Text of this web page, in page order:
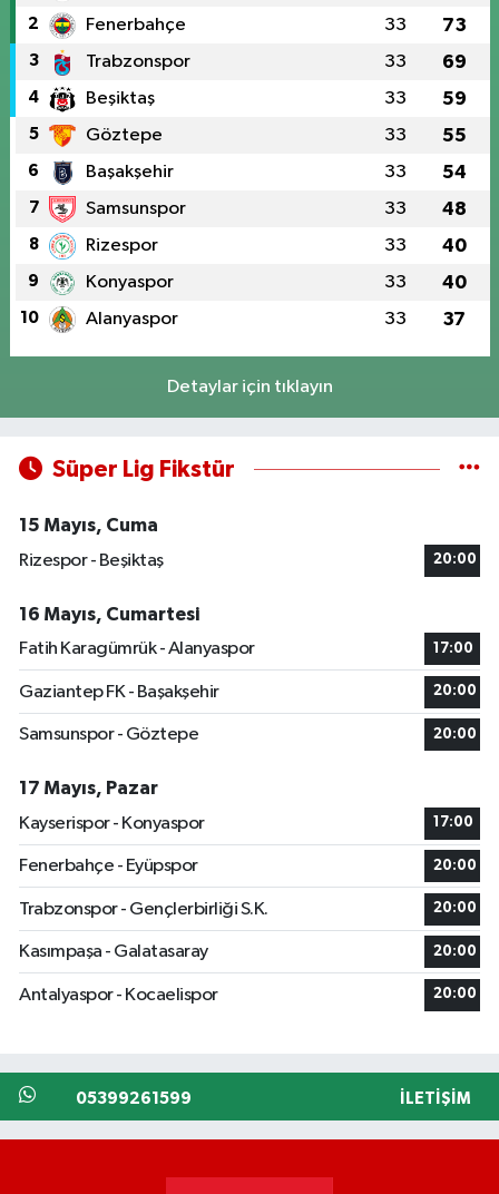
2 Fenerbahçe 33 73
3 Trabzonspor 33 69
4 Beşiktaş 33 59
5 Göztepe 33 55
6 Başakşehir 33 54
7 Samsunspor 33 48
8 Rizespor 33 40
9 Konyaspor 33 40
10 Alanyaspor 33 37
Detaylar için tıklayın
Süper Lig Fikstür
15 Mayıs, Cuma
Rizespor - Beşiktaş
20:00
16 Mayıs, Cumartesi
Fatih Karagümrük - Alanyaspor
17:00
Gaziantep FK - Başakşehir 20:00
Samsunspor - Göztepe 20:00
17 Mayıs, Pazar
Kayserispor - Konyaspor
17:00
Fenerbahçe - Eyüpspor 20:00
Trabzonspor - Gençlerbirliği S.K. 20:00
Kasımpaşa - Galatasaray 20:00
Antalyaspor - Kocaelispor 20:00
05399261599 İLETIŞIM